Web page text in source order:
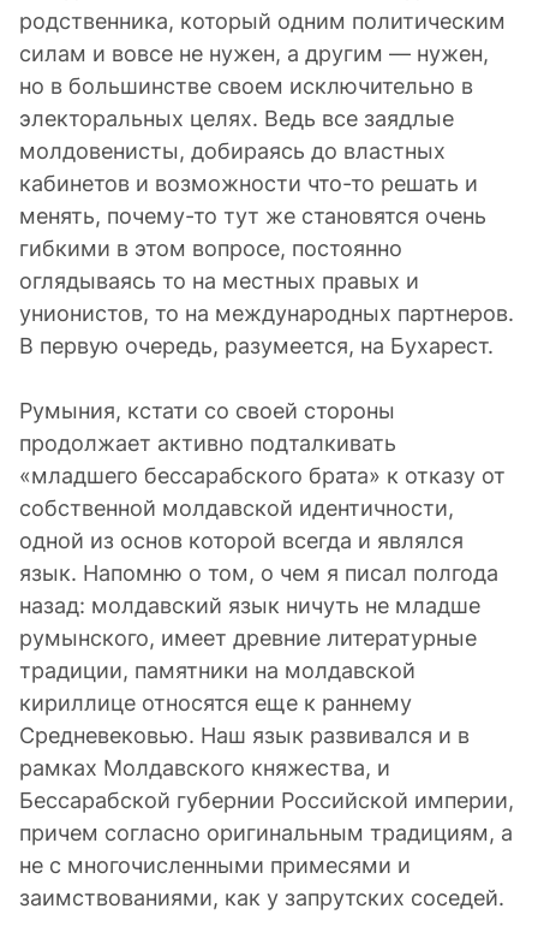
родственника, который одним политическим
силам и вовсе не нужен, а другим — нужен,
но в большинстве своем исключительно в
электоральных целях. Ведь все заядлые
молдовенисты, добираясь до властных
кабинетов и возможности что-то решать и
менять, почему-то тут же становятся очень
гибкими в этом вопросе, постоянно
оглядываясь то на местных правых и
унионистов, то на международных партнеров.
В первую очередь, разумеется, на Бухарест.
Румыния, кстати со своей стороны
продолжает активно подталкивать
«младшего бессарабского брата» к отказу от
собственной молдавской идентичности,
одной из основ которой всегда и являлся
язык. Напомню о том, о чем я писал полгода
назад: молдавский язык ничуть не младше
румынского, имеет древние литературные
традиции, памятники на молдавской
кириллице относятся еще к раннему
Средневековью. Наш язык развивался и в
рамках Молдавского княжества, и
Бессарабской губернии Российской империи,
причем согласно оригинальным традициям, а
не с многочисленными примесями и
заимствованиями, как у запрутских соседей.